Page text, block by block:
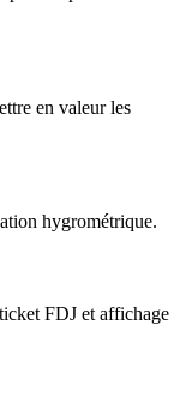
en valeur les
hygrométrique.
FDJ et affichage